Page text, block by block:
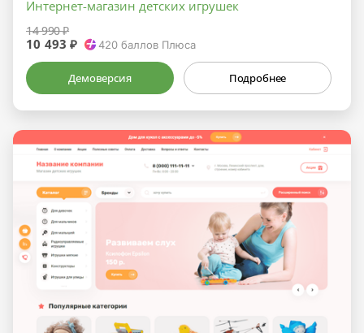
Интернет-магазин детских игрушек
14 990 ₽
10 493 ₽ 420баллов Плюса
Демоверсия Подробнее